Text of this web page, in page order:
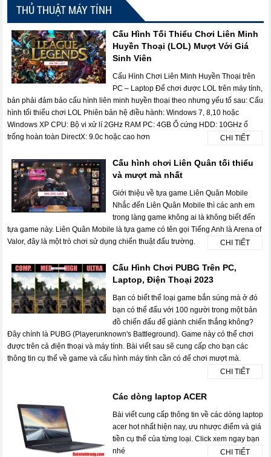
THỦ THUẬT MÁY TÍNH
Cấu Hình Tối Thiểu Chơi Liên Minh
Huyền Thoại (LOL) Mượt Với Giá
Sinh Viên
Cấu Hình Chơi Liên Minh Huyền Thoại trên
PC – Laptop Để chơi được LOL trên máy tính,
bản phải đảm bảo cấu hình liên minh huyền thoại theo nhưng yếu tố sau: Cấu
hình tối thiểu chơi LOL Phiên bản hệ điều hành: Windows 7, 8,10 hoặc
Windows XP CPU: Bộ vi xử lí 2GHz RAM PC: 4GB Ổ cứng HDD: 10GHz ổ
trống hoàn toàn DirectX: 9.0c hoặc cao hơn
CHI TIẾT
Cấu hình chơi Liên Quân tối thiểu
và mượt mà nhất
Giới thiệu về tựa game Liên Quân Mobile
Nhắc đến Liên Quân Mobile thì các anh em
trong làng game không ai là không biết đến
tựa game này. Liên Quân Mobile là tựa game có tên gọi Tiếng Anh là Arena of
Valor, đây là một trò chơi sử dụng chiến thuật đấu trường.
CHI TIẾT
Cấu Hình Chơi PUBG Trên PC,
Laptop, Điện Thoại 2023
Bạn có biết thể loại game bắn súng mà ở đó
bạn có thể đấu với 100 người trong một bản
đồ chiến đấu để giành chiến thắng không?
Đây chính là PUBG (Playerunknown's Battleground). Game này có thể chơi
được trên cả điện thoại và máy tính. Bài viết sau sẽ cung cấp cho bạn các
thông tin cụ thể về game và cấu hình máy tính cần có để chơi mượt mà.
CHI TIẾT
Các dòng laptop ACER
Bài viết cung cấp thông tin về các dòng laptop
acer hot nhất hiện nay, ưu nhược điểm và giá
tiền cụ thể của từng loại. Click xem ngay bạn
nhé
CHI TIẾT